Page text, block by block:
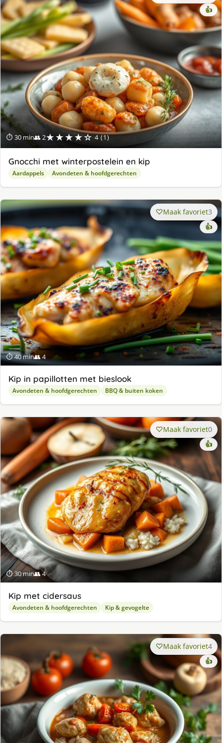
⏱ 30 min👥 2★★★★☆ 4 (1)
👍
Gnocchi met winterpostelein en kip
Aardappels Avondeten & hoofdgerechten
⏱ 40 min👥 4
Maak favoriet3
👍
Kip in papillotten met bieslook
Avondeten & hoofdgerechten BBQ & buiten koken
⏱ 30 min👥 4
Maak favoriet0
👍
Kip met cidersaus
Avondeten & hoofdgerechten Kip & gevogelte
Maak favoriet4
👍